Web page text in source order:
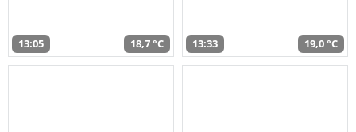
13:05 18,7 °C 13:33 19,0 °C